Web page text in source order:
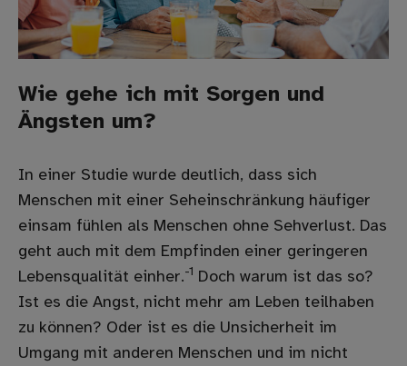
Wie gehe ich mit Sorgen und
Ängsten um?
In einer Studie wurde deutlich, dass sich
Menschen mit einer Seheinschränkung häufiger
einsam fühlen als Menschen ohne Sehverlust. Das
geht auch mit dem Empfinden einer geringeren
Lebensqualität einher.-1 Doch warum ist das so?
Ist es die Angst, nicht mehr am Leben teilhaben
zu können? Oder ist es die Unsicherheit im
Umgang mit anderen Menschen und im nicht